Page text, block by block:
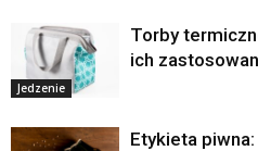
Jedzenie
Torby
ich
Etykieta